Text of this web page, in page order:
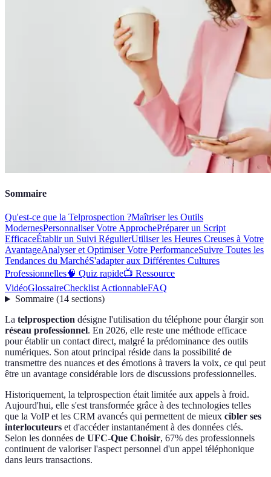
Sommaire
Qu'est-ce que la Telprospection ?Maîtriser les Outils
ModernesPersonnaliser Votre ApprochePréparer un Script
EfficaceÉtablir un Suivi RégulierUtiliser les Heures Creuses à Votre
AvantageAnalyser et Optimiser Votre PerformanceSuivre Toutes les
Tendances du MarchéS'adapter aux Différentes Cultures
Professionnelles🧠 Quiz rapide📺 Ressource
VidéoGlossaireChecklist ActionnableFAQ
Sommaire(14 sections)
La telprospection désigne l'utilisation du téléphone pour élargir son
réseau professionnel. En 2026, elle reste une méthode efficace
pour établir un contact direct, malgré la prédominance des outils
numériques. Son atout principal réside dans la possibilité de
transmettre des nuances et des émotions à travers la voix, ce qui peut
être un avantage considérable lors de discussions professionnelles.
Historiquement, la telprospection était limitée aux appels à froid.
Aujourd'hui, elle s'est transformée grâce à des technologies telles
que la VoIP et les CRM avancés qui permettent de mieux cibler ses
interlocuteurs et d'accéder instantanément à des données clés.
Selon les données de UFC-Que Choisir, 67% des professionnels
continuent de valoriser l'aspect personnel d'un appel téléphonique
dans leurs transactions.